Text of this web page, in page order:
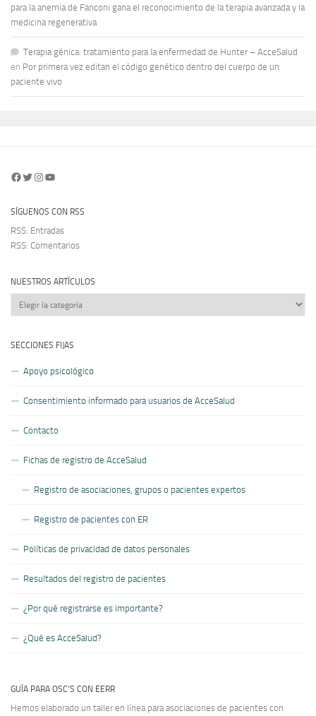
para la anemia de Fanconi gana el reconocimiento de la terapia avanzada y la
medicina regenerativa
Terapia génica: tratamiento para la enfermedad de Hunter – AcceSalud
en Por primera vez editan el código genético dentro del cuerpo de un
paciente vivo
Facebook
Twitter
Instagram
YouTube
SÍGUENOS CON RSS
RSS: Entradas
RSS: Comentarios
NUESTROS ARTÍCULOS
Nuestros
artículos
SECCIONES FIJAS
Apoyo psicológico
Consentimiento informado para usuarios de AcceSalud
Contacto
Fichas de registro de AcceSalud
Registro de asociaciones, grupos o pacientes expertos
Registro de pacientes con ER
Políticas de privacidad de datos personales
Resultados del registro de pacientes
¿Por qué registrarse es importante?
¿Qué es AcceSalud?
GUÍA PARA OSC’S CON EERR
Hemos elaborado un taller en línea para asociaciones de pacientes con